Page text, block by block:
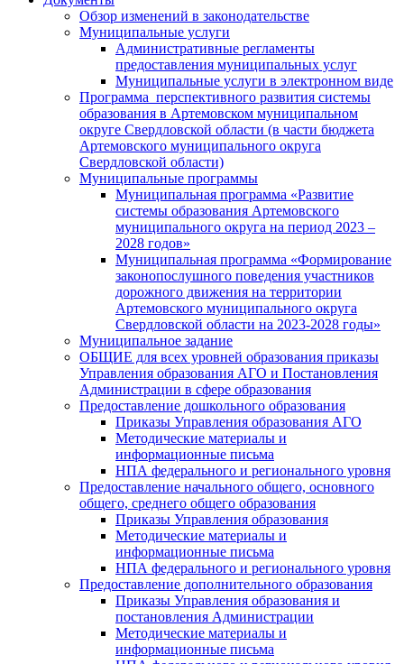
Обзор изменений в законодательстве
Муниципальные услуги
Административные регламенты
предоставления муниципальных услуг
Муниципальные услуги в электронном виде
Программа перспективного развития системы
образования в Артемовском муниципальном
округе Свердловской области (в части бюджета
Артемовского муниципального округа
Свердловской области)
Муниципальные программы
Муниципальная программа «Развитие
системы образования Артемовского
муниципального округа на период 2023 –
2028 годов»
Муниципальная программа «Формирование
законопослушного поведения участников
дорожного движения на территории
Артемовского муниципального округа
Свердловской области на 2023-2028 годы»
Муниципальное задание
ОБЩИЕ для всех уровней образования приказы
Управления образования АГО и Постановления
Администрации в сфере образования
Предоставление дошкольного образования
Приказы Управления образования АГО
Методические материалы и
информационные письма
НПА федерального и регионального уровня
Предоставление начального общего, основного
общего, среднего общего образования
Приказы Управления образования
Методические материалы и
информационные письма
НПА федерального и регионального уровня
Предоставление дополнительного образования
Приказы Управления образования и
постановления Администрации
Методические материалы и
информационные письма